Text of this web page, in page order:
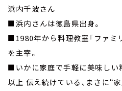
浜内千波さん
■浜内さんは徳島県出身。
■1980年から料理教室「ファミ
を主宰。
■いかに家庭で手軽に美味しい
以上 伝え続けている、まさに“